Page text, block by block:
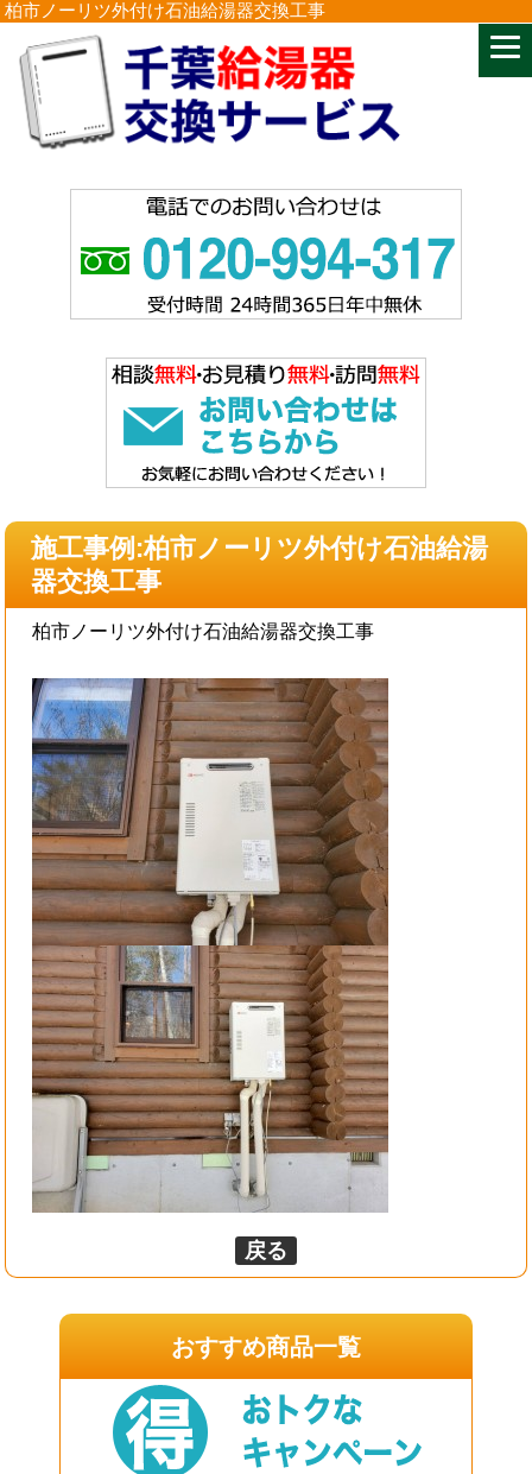
柏市ノーリツ外付け石油給湯器交換工事
施工事例:柏市ノーリツ外付け石油給湯
器交換工事
柏市ノーリツ外付け石油給湯器交換工事
戻る
おすすめ商品一覧